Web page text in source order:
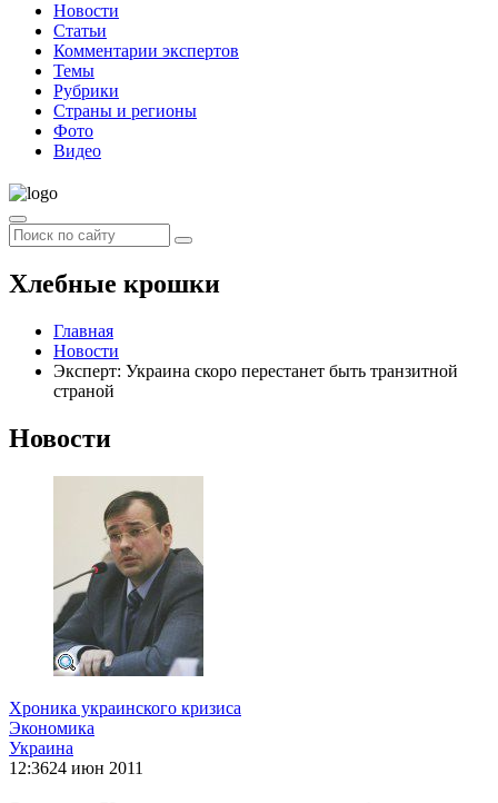
Новости
Статьи
Комментарии экспертов
Темы
Рубрики
Страны и регионы
Фото
Видео
Хлебные крошки
Главная
Новости
Эксперт: Украина скоро перестанет быть транзитной
страной
Новости
Хроника украинского кризиса
Экономика
Украина
12:3624 июн 2011